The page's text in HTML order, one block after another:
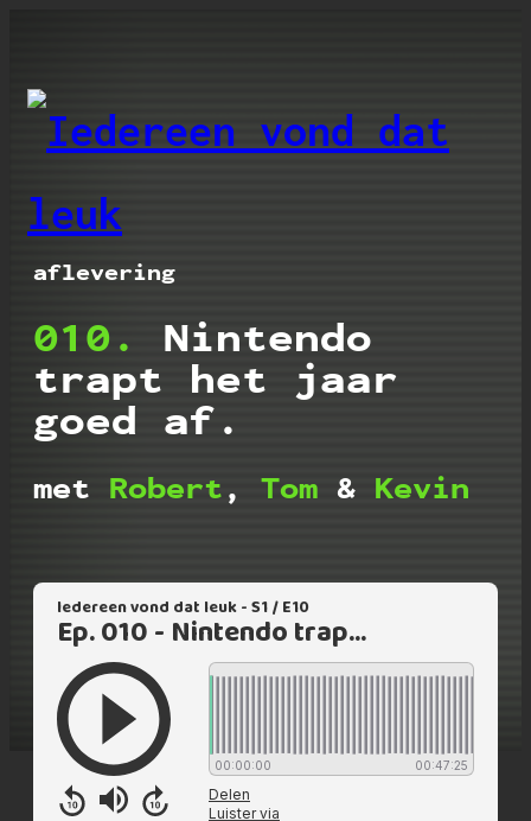
Iedereen vond dat
aflevering
010.
Nintendo
trapt het jaar
goed af.
met Robert , Tom & Kevin